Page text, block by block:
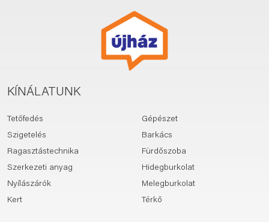
KÍNÁLATUNK
Tetőfedés
Szigetelés
Ragasztástechnika
Szerkezeti anyag
Nyílászárók
Kert
Gépészet
Barkács
Fürdőszoba
Hidegburkolat
Melegburkolat
Térkő